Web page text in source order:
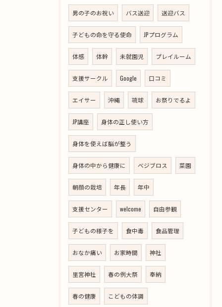
男の子のお祝い バス送迎 送迎バス
子どもの命を守る使命 JPプログラム
体感 体幹 未就園児 プレイルーム
支援サークル Google 口コミ
エイサー 沖縄 琉球 お祭りでるよ
JP講座 身体の正し使い方
身体を使えば脳が整う
身体の中から健康に ベジブロス 菜園
朝顔の栽培 年長 年中
支援センター welcome 自由参観
子どもの様子を 食中毒 食品管理
おなか痛い お家時間 神社
里宮神社 春の例大祭 奉納
春の健康 こどもの体調